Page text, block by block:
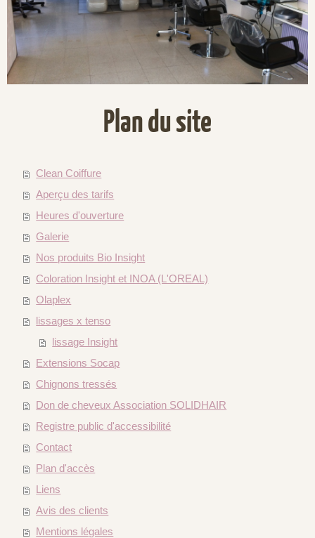
Plan du site
Clean Coiffure
Aperçu des tarifs
Heures d'ouverture
Galerie
Nos produits Bio Insight
Coloration Insight et INOA (L'OREAL)
Olaplex
lissages x tenso
lissage Insight
Extensions Socap
Chignons tressés
Don de cheveux Association SOLIDHAIR
Registre public d'accessibilité
Contact
Plan d'accès
Liens
Avis des clients
Mentions légales